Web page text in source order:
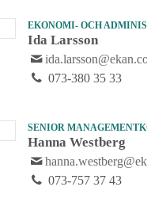
EKONOMI- OCH
Ida Larsson
073-380 35 33
SENIOR
Hanna Westberg
073-757 37 43